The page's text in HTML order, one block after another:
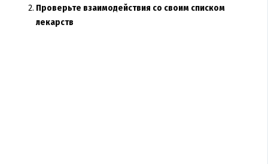
Проверьте взаимодействия со своим списком
лекарств